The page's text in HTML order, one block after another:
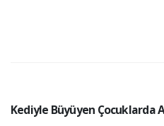
Kediyle Büyüyen Çocuklarda